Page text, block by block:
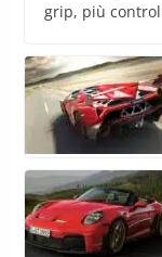
grip, più